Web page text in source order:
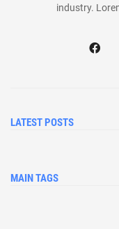
industry.
LATEST POSTS
MAIN TAGS